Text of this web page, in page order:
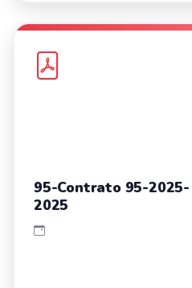
95-Contrato 95-
2025